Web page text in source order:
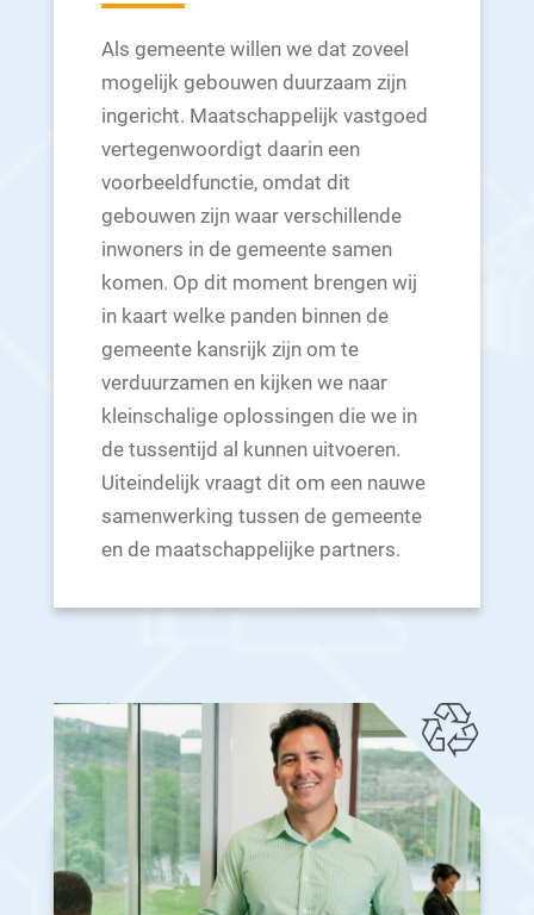
Als gemeente willen we dat zoveel
mogelijk gebouwen duurzaam zijn
ingericht. Maatschappelijk vastgoed
vertegenwoordigt daarin een
voorbeeldfunctie, omdat dit
gebouwen zijn waar verschillende
inwoners in de gemeente samen
komen. Op dit moment brengen wij
in kaart welke panden binnen de
gemeente kansrijk zijn om te
verduurzamen en kijken we naar
kleinschalige oplossingen die we in
de tussentijd al kunnen uitvoeren.
Uiteindelijk vraagt dit om een nauwe
samenwerking tussen de gemeente
en de maatschappelijke partners.